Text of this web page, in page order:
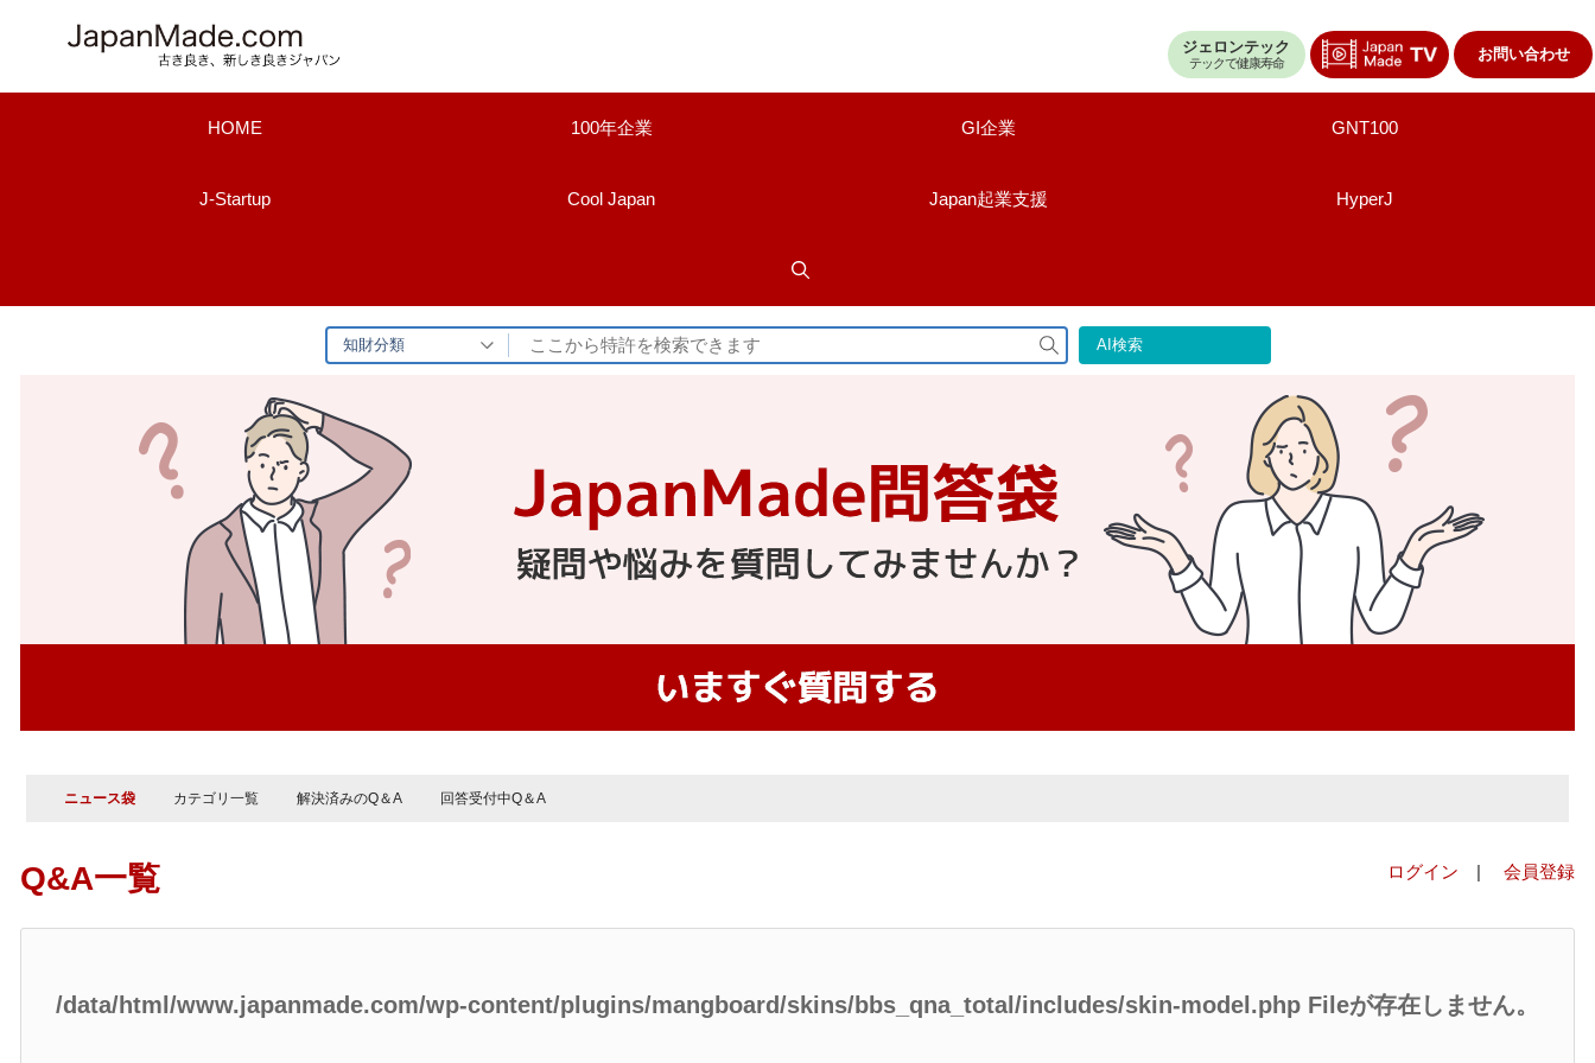
ジェロンテック
テックで健康寿命 お問い合わせ
HOME 100年企業 GI企業 GNT100
J-Startup Cool Japan Japan起業支援 HyperJ
知財分類
検
索
AI検索
ニュース袋 カテゴリ一覧 解決済みのQ＆A 回答受付中Q＆A
Q&A一覧 ログイン | 会員登録
/data/html/www.japanmade.com/wp-content/plugins/mangboard/skins/bbs_qna_total/includes/skin-model.php Fileが存在しません。